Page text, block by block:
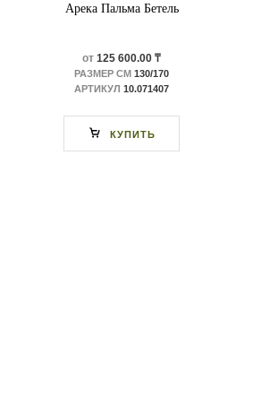
Арека Пальма Бетель
от 125 600.00 ₸
РАЗМЕР СМ 130/170
АРТИКУЛ 10.071407
КУПИТЬ